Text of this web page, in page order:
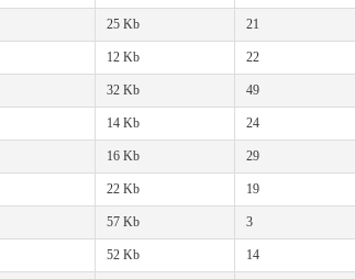
25 Kb 21
12 Kb 22
32 Kb 49
14 Kb 24
16 Kb 29
22 Kb 19
57 Kb 3
52 Kb 14